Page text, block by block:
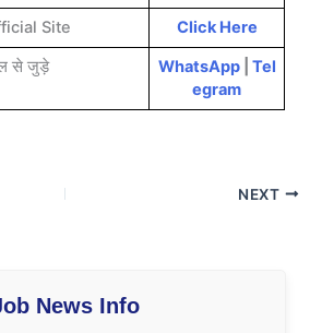
Site
Click Here
से जुड़े
WhatsApp| Tel
egram
NEXT
News Info